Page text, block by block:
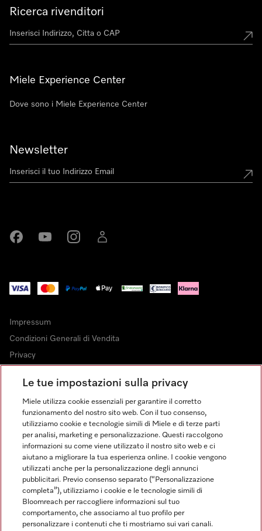
Ricerca rivenditori
Miele Experience Center
Dove sono i Miele Experience Center
Newsletter
Impressum
Condizioni Generali di Vendita
Privacy
Dichiarazione di Accessibilità
Modulo di recesso
Legge sui servizi digitali
Impostazioni cookie
FINANZIAMENTO FINO A 50 MESI CON OPZIONE 10 E TASSO
ZERO
Le tue impostazioni sulla privacy
Miele utilizza cookie essenziali per garantire il corretto
funzionamento del nostro sito web. Con il tuo consenso,
utilizziamo cookie e tecnologie simili di Miele e di terze parti
per analisi, marketing e personalizzazione. Questi raccolgono
informazioni su come viene utilizzato il nostro sito web e ci
aiutano a migliorare la tua esperienza online. I cookie vengono
utilizzati anche per la personalizzazione degli annunci
pubblicitari. Previo consenso separato (“Personalizzazione
completa”), utilizziamo i cookie e le tecnologie simili di
Bloomreach per raccogliere informazioni sul tuo
comportamento, che associamo al tuo profilo per
personalizzare i contenuti che ti mostriamo sui vari canali.